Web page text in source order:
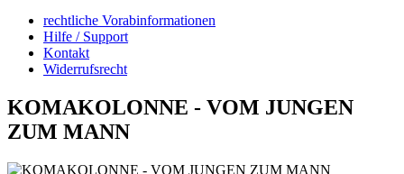
rechtliche Vorabinformationen
Hilfe / Support
Kontakt
Widerrufsrecht
KOMAKOLONNE - VOM JUNGEN
ZUM MANN